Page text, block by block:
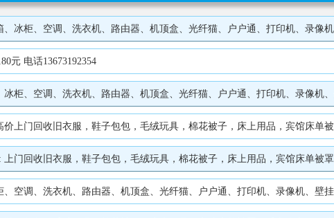
户通、打印机、录像机、壁挂炉、电动车、三轮车、摩托车、自行车、旧门窗、旧衣服、运动鞋、各种包、棉花套子、库存尾
元 电话13673192354
户通、打印机、录像机、壁挂炉、电动车、三轮车、摩托车、自行车、旧门窗、旧衣服、运动鞋、各种包、棉花套子、库存尾
子，床上用品，宾馆床单被罩，毛巾浴巾，尾货，废旧手机、电脑、洗衣机、路由器、 CT片 电话：17733988083微信同步
玩具，棉花被子，床上用品，宾馆床单被罩，毛巾浴巾，尾货，废旧手机、电脑、洗衣机、路由器、 CT片 地
纤猫、户户通、打印机、录像机、壁挂炉、电动车、三轮车、摩托车、自行车、旧门窗、旧衣服、棉花套子 地